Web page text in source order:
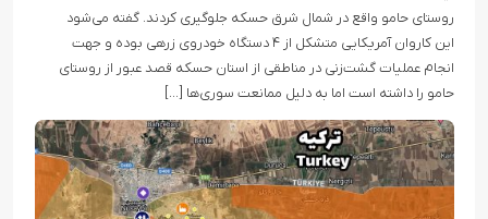
روستای حامو واقع در شمال شرق حسکه جلوگیری کردند. گفته می‌شود
این کاروان آمریکایی متشکل از ۴ دستگاه خودروی زرهی بوده و جهت
انجام عملیات گشت‌زنی در مناطقی از استان حسکه قصد عبور از روستای
حامو را داشته است اما به دلیل ممانعت سوری‌ها […]